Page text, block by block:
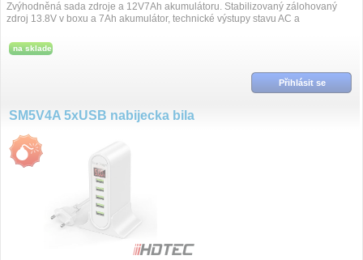
Zvýhodněná sada zdroje a 12V7Ah akumulátoru. Stabilizovaný zálohovaný
zdroj 13.8V v boxu a 7Ah akumulátor, technické výstupy stavu AC a
na sklade
Přihlásit se
SM5V4A 5xUSB nabijecka bila